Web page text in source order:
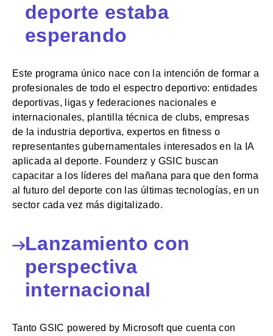
deporte estaba
esperando
Este programa único nace con la intención de formar a
profesionales de todo el espectro deportivo: entidades
deportivas, ligas y federaciones nacionales e
internacionales, plantilla técnica de clubs, empresas
de la industria deportiva, expertos en fitness o
representantes gubernamentales interesados en la IA
aplicada al deporte. Founderz y GSIC buscan
capacitar a los líderes del mañana para que den forma
al futuro del deporte con las últimas tecnologías, en un
sector cada vez más digitalizado.
Lanzamiento con
perspectiva
internacional
Tanto GSIC powered by Microsoft que cuenta con